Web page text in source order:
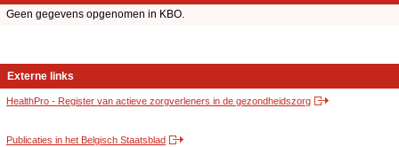
Geen gegevens opgenomen in KBO.
Externe links
HealthPro - Register van actieve zorgverleners in de gezondheidszorg
Publicaties in het Belgisch Staatsblad